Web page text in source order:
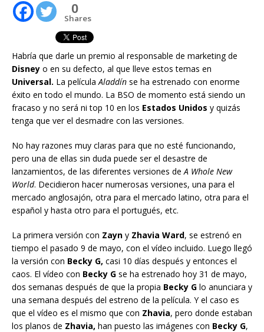
0
Shares
Habría que darle un premio al responsable de marketing de
Disney o en su defecto, al que lleve estos temas en
Universal. La película Aladdín se ha estrenado con enorme
éxito en todo el mundo. La BSO de momento está siendo un
fracaso y no será ni top 10 en los Estados Unidos y quizás
tenga que ver el desmadre con las versiones.
No hay razones muy claras para que no esté funcionando,
pero una de ellas sin duda puede ser el desastre de
lanzamientos, de las diferentes versiones de A Whole New
World. Decidieron hacer numerosas versiones, una para el
mercado anglosajón, otra para el mercado latino, otra para el
español y hasta otro para el portugués, etc.
La primera versión con Zayn y Zhavia Ward, se estrenó en
tiempo el pasado 9 de mayo, con el vídeo incluido. Luego llegó
la versión con Becky G, casi 10 días después y entonces el
caos. El vídeo con Becky G se ha estrenado hoy 31 de mayo,
dos semanas después de que la propia Becky G lo anunciara y
una semana después del estreno de la película. Y el caso es
que el vídeo es el mismo que con Zhavia, pero donde estaban
los planos de Zhavia, han puesto las imágenes con Becky G,